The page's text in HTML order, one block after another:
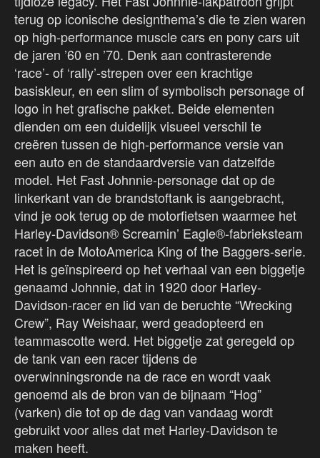
terug op iconische designthema’s die te zien waren
op high-performance muscle cars en pony cars uit
de jaren ’60 en ’70. Denk aan contrasterende
‘race’- of ‘rally’-strepen over een krachtige
basiskleur, en een slim of symbolisch personage of
logo in het grafische pakket. Beide elementen
dienden om een duidelijk visueel verschil te
creëren tussen de high-performance versie van
een auto en de standaardversie van datzelfde
model. Het Fast Johnnie-personage dat op de
linkerkant van de brandstoftank is aangebracht,
vind je ook terug op de motorfietsen waarmee het
Harley-Davidson® Screamin’ Eagle®-fabrieksteam
racet in de MotoAmerica King of the Baggers-serie.
Het is geïnspireerd op het verhaal van een biggetje
genaamd Johnnie, dat in 1920 door Harley-
Davidson-racer en lid van de beruchte “Wrecking
Crew”, Ray Weishaar, werd geadopteerd en
teammascotte werd. Het biggetje zat geregeld op
de tank van een racer tijdens de
overwinningsronde na de race en wordt vaak
genoemd als de bron van de bijnaam “Hog”
(varken) die tot op de dag van vandaag wordt
gebruikt voor alles dat met Harley-Davidson te
maken heeft.